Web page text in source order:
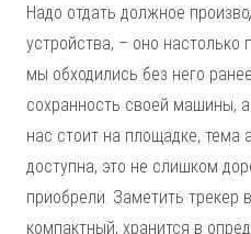
Надо отдать должное
устройства, – оно настолько
мы обходились без него
сохранность своей машины,
нас стоит на площадке, тема
доступна, это не слишком
приобрели. Заметить трекер
компактный, хранится в